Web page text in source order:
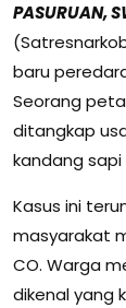
PASURUAN,
baru
Seorang
ditangkap
kandang sapi
Kasus ini
masyarakat
CO. Warga
dikenal yang